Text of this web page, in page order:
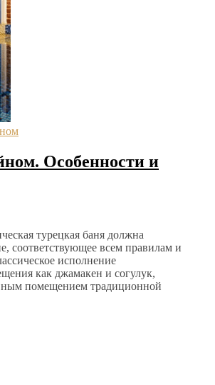
Особенности и
турецкая баня должна
соответствующее всем правилам и
исполнение
как джамакен и согулук,
помещением традиционной